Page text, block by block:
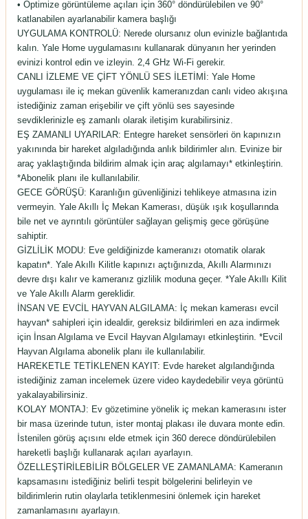
• Optimize görüntüleme açıları için 360° döndürülebilen ve 90°
katlanabilen ayarlanabilir kamera başlığı
UYGULAMA KONTROLÜ: Nerede olursanız olun evinizle bağlantıda
kalın. Yale Home uygulamasını kullanarak dünyanın her yerinden
evinizi kontrol edin ve izleyin. 2,4 GHz Wi-Fi gerekir.
CANLI İZLEME VE ÇİFT YÖNLÜ SES İLETİMİ: Yale Home
uygulaması ile iç mekan güvenlik kameranızdan canlı video akışına
istediğiniz zaman erişebilir ve çift yönlü ses sayesinde
sevdiklerinizle eş zamanlı olarak iletişim kurabilirsiniz.
EŞ ZAMANLI UYARILAR: Entegre hareket sensörleri ön kapınızın
yakınında bir hareket algıladığında anlık bildirimler alın. Evinize bir
araç yaklaştığında bildirim almak için araç algılamayı* etkinleştirin.
*Abonelik planı ile kullanılabilir.
GECE GÖRÜŞÜ: Karanlığın güvenliğinizi tehlikeye atmasına izin
vermeyin. Yale Akıllı İç Mekan Kamerası, düşük ışık koşullarında
bile net ve ayrıntılı görüntüler sağlayan gelişmiş gece görüşüne
sahiptir.
GİZLİLİK MODU: Eve geldiğinizde kameranızı otomatik olarak
kapatın*. Yale Akıllı Kilitle kapınızı açtığınızda, Akıllı Alarmınızı
devre dışı kalır ve kameranız gizlilik moduna geçer. *Yale Akıllı Kilit
ve Yale Akıllı Alarm gereklidir.
İNSAN VE EVCİL HAYVAN ALGILAMA: İç mekan kamerası evcil
hayvan* sahipleri için idealdir, gereksiz bildirimleri en aza indirmek
için İnsan Algılama ve Evcil Hayvan Algılamayı etkinleştirin. *Evcil
Hayvan Algılama abonelik planı ile kullanılabilir.
HAREKETLE TETİKLENEN KAYIT: Evde hareket algılandığında
istediğiniz zaman incelemek üzere video kaydedebilir veya görüntü
yakalayabilirsiniz.
KOLAY MONTAJ: Ev gözetimine yönelik iç mekan kamerasını ister
bir masa üzerinde tutun, ister montaj plakası ile duvara monte edin.
İstenilen görüş açısını elde etmek için 360 derece döndürülebilen
hareketli başlığı kullanarak açıları ayarlayın.
ÖZELLEŞTİRİLEBİLİR BÖLGELER VE ZAMANLAMA: Kameranın
kapsamasını istediğiniz belirli tespit bölgelerini belirleyin ve
bildirimlerin rutin olaylarla tetiklenmesini önlemek için hareket
zamanlamasını ayarlayın.